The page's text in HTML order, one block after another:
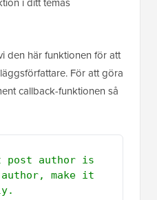
callback-funktionen så
author is
author, make it
=== $post-
) ?
'<span> '